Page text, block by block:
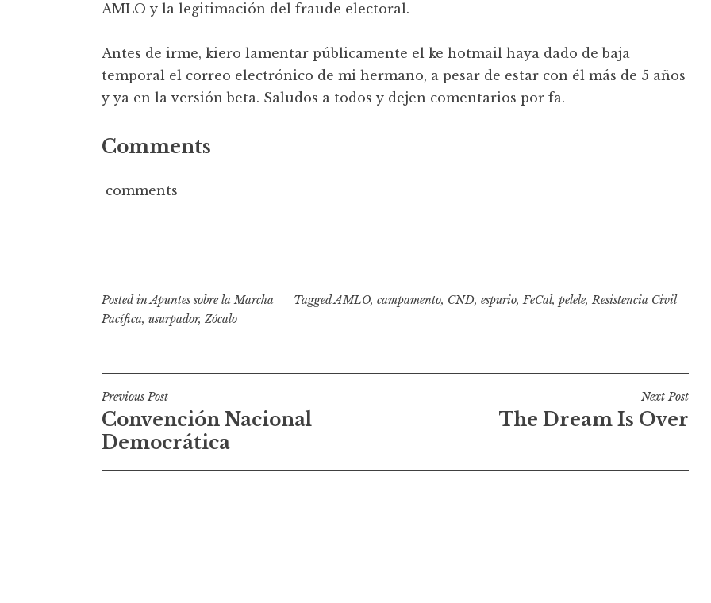
AMLO y la legitimación del fraude electoral.
Antes de irme, kiero lamentar públicamente el ke hotmail haya dado de baja
temporal el correo electrónico de mi hermano, a pesar de estar con él más de 5 años
y ya en la versión beta. Saludos a todos y dejen comentarios por fa.
Comments
comments
Posted in Apuntes sobre la Marcha TaggedAMLO, campamento, CND, espurio, FeCal, pelele, Resistencia Civil
Pacífica, usurpador, Zócalo
N
a
Previous Post
Convención Nacional
Democrática
Next Post
The Dream Is Over